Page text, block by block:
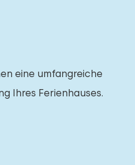
eine umfangreiche
Ihres Ferienhauses.